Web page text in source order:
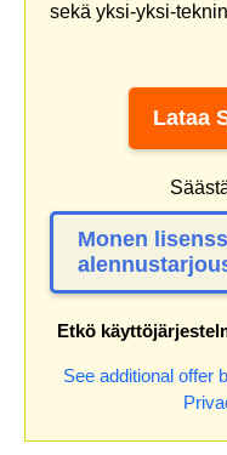
sekä yksi-yksi-
Lataa
Monen
Etkö
See additional offer